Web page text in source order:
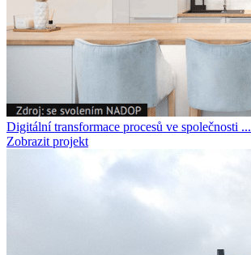
Digitální transformace procesů ve společnosti ...
Zobrazit projekt